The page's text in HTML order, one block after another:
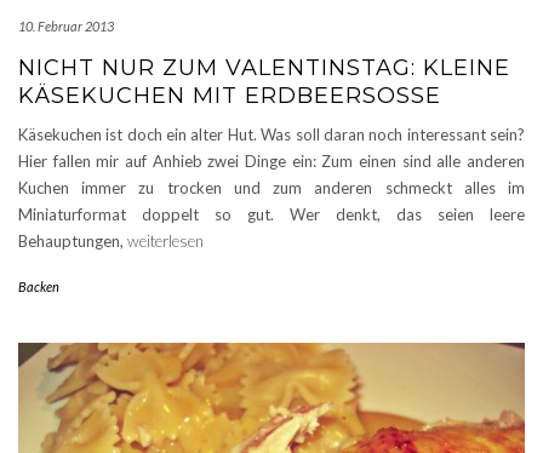
10. Februar 2013
NICHT NUR ZUM VALENTINSTAG: KLEINE
KÄSEKUCHEN MIT ERDBEERSOSSE
Käsekuchen ist doch ein alter Hut. Was soll daran noch interessant sein?
Hier fallen mir auf Anhieb zwei Dinge ein: Zum einen sind alle anderen
Kuchen immer zu trocken und zum anderen schmeckt alles im
Miniaturformat doppelt so gut. Wer denkt, das seien leere
Behauptungen, weiterlesen
Backen